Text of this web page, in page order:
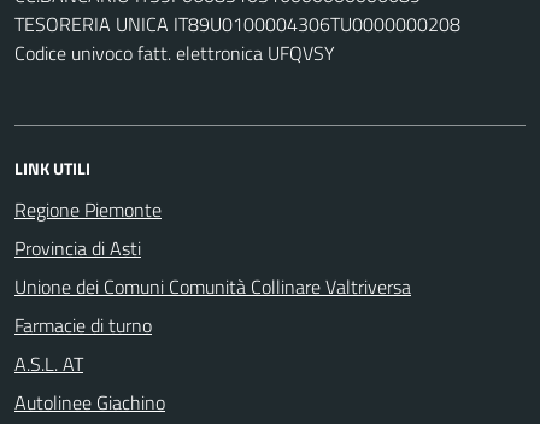
TESORERIA UNICA IT89U0100004306TU0000000208
Codice univoco fatt. elettronica UFQVSY
LINK UTILI
Regione Piemonte
Provincia di Asti
Unione dei Comuni Comunità Collinare Valtriversa
Farmacie di turno
A.S.L. AT
Autolinee Giachino